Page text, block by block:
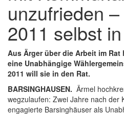
unzufrieden
2011 selbst
Aus Ärger über die Arbeit im
eine Unabhängige
2011 will sie in den Rat.
BARSINGHAUSEN. Ärmel
wegzulaufen: Zwei Jahre nach der
engagierte Barsinghäuser als